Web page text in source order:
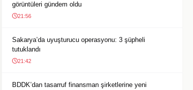
görüntüleri gündem oldu
21:56
Sakarya’da uyuşturucu operasyonu: 3 şüpheli
tutuklandı
21:42
BDDK’dan tasarruf finansman şirketlerine yeni